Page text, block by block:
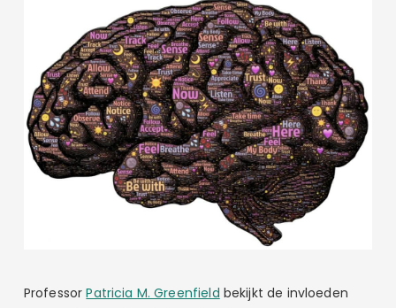
ProfessorPatricia M. Greenfield bekijkt de invloeden